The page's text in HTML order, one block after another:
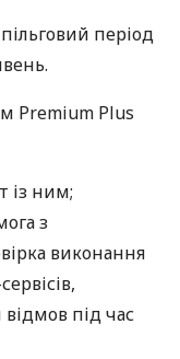
період
Premium Plus
із ним;
з
виконання
під час